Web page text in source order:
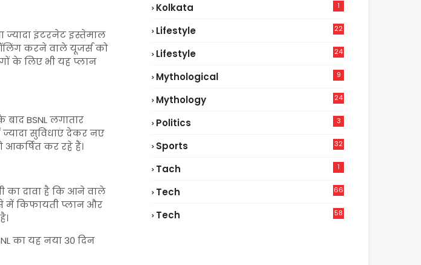
ज्यादा इंटरनेट इस्तेमाल
करने वाले यूजर्स को
के लिए भी यह प्लान
BSNL लगातार
सुविधाएं देकर नए
आकर्षित कर रहे हैं।
का दावा है कि आने वाले
में किफायती प्लान और
का यह नया 30 दिन
Kolkata 1
Lifestyle
22
Lifestyle
24
Mythological 9
Mythology 24
Politics 3
Sports 32
Tach 1
Tech
66
Tech
58